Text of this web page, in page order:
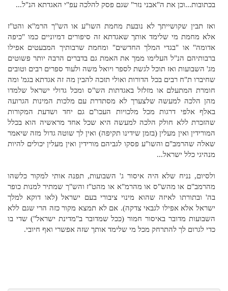
בכתובות...וכן את ה"אבני נזר" שגם פסק להלכה עפ"י האגדתא הנ"ל...
ואז תבין שקושייתך לא נובעת מחמת השו"ע או הש"ך הרמ"א והט"ז
אלא מחמת מי שלימד אותך שאגדתא זה סיפורים דמיוניים כמו "כיפה
אדומה" או "בגדי המלך החדשים" ומחמת שרבותיך המבעטים אפילו
ברבותיהם הנ"ל העלימו ממך את האמת גם בדברים הרבה יותר פשוטים
מג' השבועות ואז תוכל לגשת לספר ויואל משה ולעוד ספרים רבים וטובים
שחיברו ת"ח רבים בכל הדורות ואולי תזכה להבין מה זה אגדתא בגמ' ומה
חומרת המתעלם או מזלזל באגדתות הש"ס ומכל גדולי ישראל שלמדו
מהן הלכה למעשה שלצערך לא מסתדרת עם מלכות המינות הגרועה
באלף אלפי דרגות מכל מלכויות העכו"ם גם יחד ושדעת המקורות
שהזכרת ללא חולק הלכה למעשה היא שכל אחד מראשיה הוא בכלל
המורידין ואין מעלין (בזמן שידינו תקיפה) ואין לך שוטה גדול מזה שיאמר
שאלה שהרמב"ם והשו"ע פסקו לגביהם מורידין ואין מעלין יכולים להיות
מנהיגי כלל ישראל...
ולסיום, נניח שלא היה איסור ג' השבועות, תפנה אותי למקור כלשהו
מהרמב"ם או מהש"ס או מהרמ"א או מהט"ז והש"ך שמתיר למנות כופר
בה' ובתורתו לאיזה שהוא מינוי ציבורי בעם ישראל (לאו דוקא למלך
ישראל אלא אפילו לגבאי צדקה). אם לא תמצא מקור כזה הרי שגם ללא
השבועות מדובר באיסור חמור (ככל שמדובר ב"מדינת ישראל") שדי בו
כדי לגרום לך להתרחק מכל מי שלימד אותך שזה אפשרי ואף חיובי.